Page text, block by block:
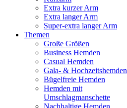
Extra kurzer Arm
Extra langer Arm
Super-extra langer Arm
Themen
Große Größen
Business Hemden
Casual Hemden
Gala- & Hochzeitshemden
Bügelfreie Hemden
Hemden mit
Umschlagmanschette
Nachhaltige Hemden